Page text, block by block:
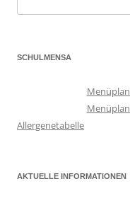
nach:
SCHULMENSA
Allergenetabelle
AKTUELLE INFORMATIONEN